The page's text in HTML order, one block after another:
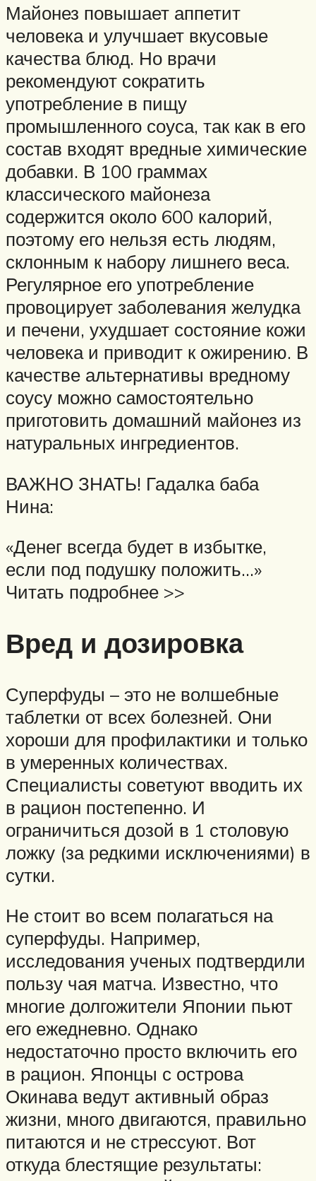
Майонез повышает аппетит
человека и улучшает вкусовые
качества блюд. Но врачи
рекомендуют сократить
употребление в пищу
промышленного соуса, так как в его
состав входят вредные химические
добавки. В 100 граммах
классического майонеза
содержится около 600 калорий,
поэтому его нельзя есть людям,
склонным к набору лишнего веса.
Регулярное его употребление
провоцирует заболевания желудка
и печени, ухудшает состояние кожи
человека и приводит к ожирению. В
качестве альтернативы вредному
соусу можно самостоятельно
приготовить домашний майонез из
натуральных ингредиентов.
ВАЖНО ЗНАТЬ! Гадалка баба
Нина:
«Денег всегда будет в избытке,
если под подушку положить…»
Читать подробнее >>
Вред и дозировка
Суперфуды – это не волшебные
таблетки от всех болезней. Они
хороши для профилактики и только
в умеренных количествах.
Специалисты советуют вводить их
в рацион постепенно. И
ограничиться дозой в 1 столовую
ложку (за редкими исключениями) в
сутки.
Не стоит во всем полагаться на
суперфуды. Например,
исследования ученых подтвердили
пользу чая матча. Известно, что
многие долгожители Японии пьют
его ежедневно. Однако
недостаточно просто включить его
в рацион. Японцы с острова
Окинава ведут активный образ
жизни, много двигаются, правильно
питаются и не стрессуют. Вот
откуда блестящие результаты: